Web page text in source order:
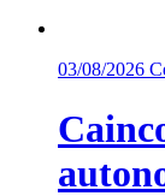
03/08/2026